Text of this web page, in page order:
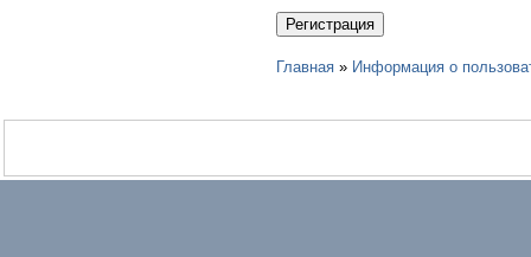
Главная » Информация о